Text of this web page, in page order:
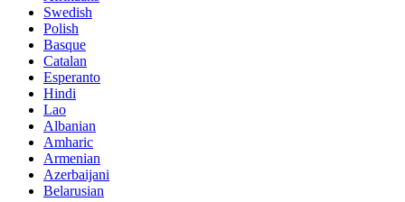
Swedish
Polish
Basque
Catalan
Esperanto
Hindi
Lao
Albanian
Amharic
Armenian
Azerbaijani
Belarusian